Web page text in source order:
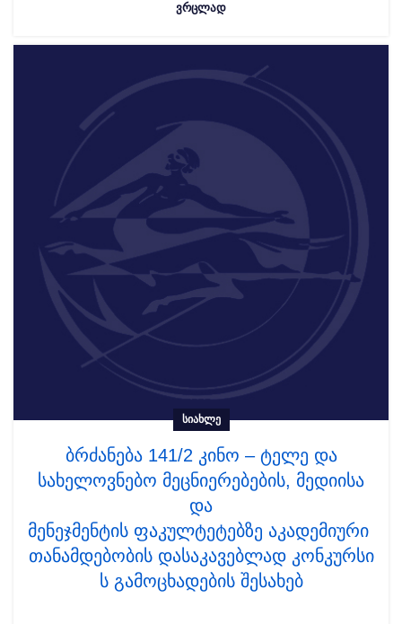
ᲕᲠᲪᲚᲐᲓ
ᲡᲘᲐᲮᲚᲔ
ბრძანება 141/2 კინო – ტელე და
სახელოვნებო მეცნიერებების, მედიისა
და
მენეჯმენტის ფაკულტეტებზე აკადემიური
თანამდებობის დასაკავებლად კონკურსი
ს გამოცხადების შესახებ